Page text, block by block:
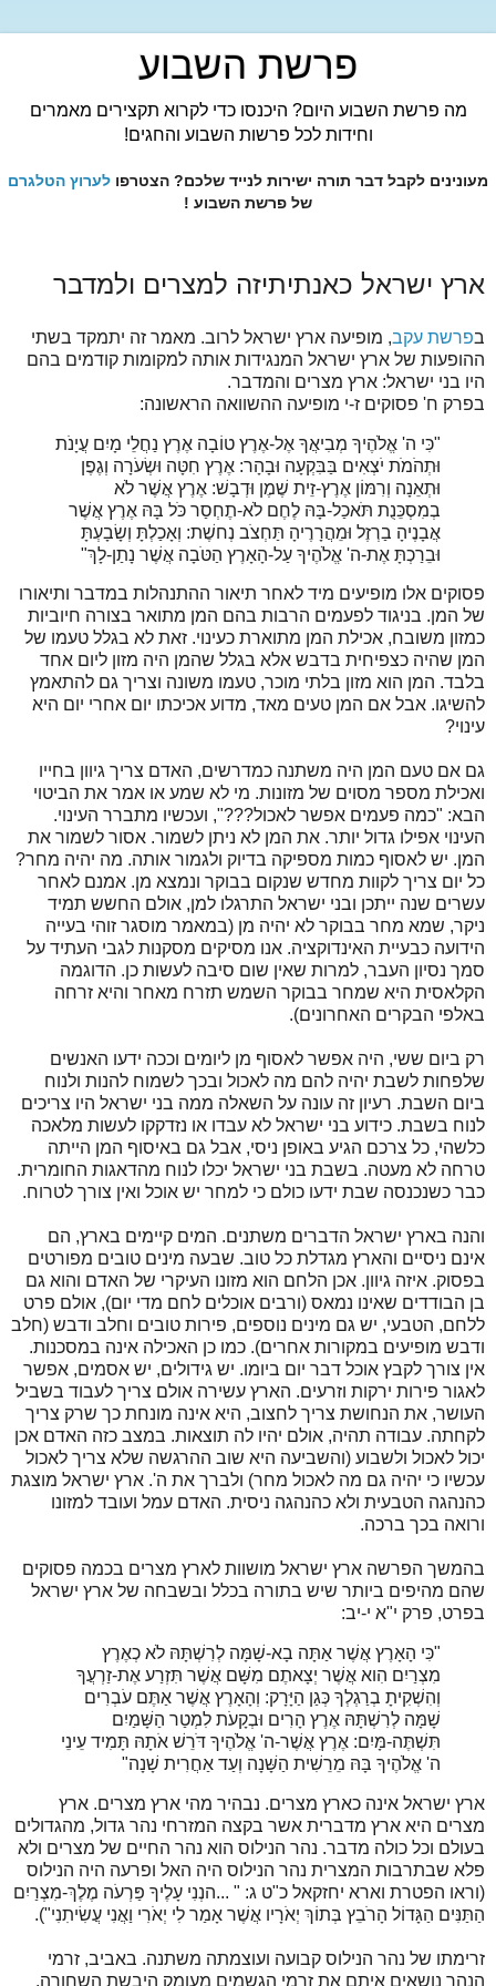
פרשת השבוע
מה פרשת השבוע היום? היכנסו כדי לקרוא תקצירים מאמרים
וחידות לכל פרשות השבוע והחגים!
מעונינים לקבל דבר תורה ישירות לנייד שלכם? הצטרפו לערוץ הטלגרם
של פרשת השבוע !
ארץ ישראל כאנתיתיזה למצרים ולמדבר
בפרשת עקב, מופיעה ארץ ישראל לרוב. מאמר זה יתמקד בשתי
ההופעות של ארץ ישראל המנגידות אותה למקומות קודמים בהם
היו בני ישראל: ארץ מצרים והמדבר.
בפרק ח' פסוקים ז-י מופיעה ההשוואה הראשונה:
"כִּי ה' אֱלֹהֶיךָ מְבִיאֲךָ אֶל-אֶרֶץ טוֹבָה אֶרֶץ נַחֲלֵי מָיִם עֲיָנֹת
וּתְהֹמֹת יֹצְאִים בַּבִּקְעָה וּבָהָר: אֶרֶץ חִטָּה וּשְׂעֹרָה וְגֶפֶן
וּתְאֵנָה וְרִמּוֹן אֶרֶץ-זֵית שֶׁמֶן וּדְבָשׁ: אֶרֶץ אֲשֶׁר לֹא
בְמִסְכֵּנֻת תֹּאכַל-בָּהּ לֶחֶם לֹא-תֶחְסַר כֹּל בָּהּ אֶרֶץ אֲשֶׁר
אֲבָנֶיהָ בַרְזֶל וּמֵהֲרָרֶיהָ תַּחְצֹב נְחשֶׁת: וְאָכַלְתָּ וְשָׂבָעְתָּ
וּבֵרַכְתָּ אֶת-ה' אֱלֹהֶיךָ עַל-הָאָרֶץ הַטֹּבָה אֲשֶׁר נָתַן-לָךְ"
פסוקים אלו מופיעים מיד לאחר תיאור ההתנהלות במדבר ותיאורו
של המן. בניגוד לפעמים הרבות בהם המן מתואר בצורה חיוביות
כמזון משובח, אכילת המן מתוארת כעינוי. זאת לא בגלל טעמו של
המן שהיה כצפיחית בדבש אלא בגלל שהמן היה מזון ליום אחד
בלבד. המן הוא מזון בלתי מוכר, טעמו משונה וצריך גם להתאמץ
להשיגו. אבל אם המן טעים מאד, מדוע אכיכתו יום אחרי יום היא
עינוי?
גם אם טעם המן היה משתנה כמדרשים, האדם צריך גיוון בחייו
ואכילת מספר מסוים של מזונות. מי לא שמע או אמר את הביטוי
הבא: "כמה פעמים אפשר לאכול???", ועכשיו מתברר העינוי.
העינוי אפילו גדול יותר. את המן לא ניתן לשמור. אסור לשמור את
המן. יש לאסוף כמות מספיקה בדיוק ולגמור אותה. מה יהיה מחר?
כל יום צריך לקוות מחדש שנקום בבוקר ונמצא מן. אמנם לאחר
עשרים שנה ייתכן ובני ישראל התרגלו למן, אולם החשש תמיד
ניקר, שמא מחר בבוקר לא יהיה מן (במאמר מוסגר זוהי בעייה
הידועה כבעיית האינדוקציה. אנו מסיקים מסקנות לגבי העתיד על
סמך נסיון העבר, למרות שאין שום סיבה לעשות כן. הדוגמה
הקלאסית היא שמחר בבוקר השמש תזרח מאחר והיא זרחה
באלפי הבקרים האחרונים).
רק ביום ששי, היה אפשר לאסוף מן ליומים וככה ידעו האנשים
שלפחות לשבת יהיה להם מה לאכול ובכך לשמוח להנות ולנוח
ביום השבת. רעיון זה עונה על השאלה ממה בני ישראל היו צריכים
לנוח בשבת. כידוע בני ישראל לא עבדו או נזדקקו לעשות מלאכה
כלשהי, כל צרכם הגיע באופן ניסי, אבל גם באיסוף המן הייתה
טרחה לא מעטה. בשבת בני ישראל יכלו לנוח מהדאגות החומרית.
כבר כשנכנסה שבת ידעו כולם כי למחר יש אוכל ואין צורך לטרוח.
והנה בארץ ישראל הדברים משתנים. המים קיימים בארץ, הם
אינם ניסיים והארץ מגדלת כל טוב. שבעה מינים טובים מפורטים
בפסוק. איזה גיוון. אכן הלחם הוא מזונו העיקרי של האדם והוא גם
בן הבודדים שאינו נמאס (ורבים אוכלים לחם מדי יום), אולם פרט
ללחם, הטבעי, יש גם מינים נוספים, פירות טובים וחלב ודבש (חלב
ודבש מופיעים במקורות אחרים). כמו כן האכילה אינה במסכנות.
אין צורך לקבץ אוכל דבר יום ביומו. יש גידולים, יש אסמים, אפשר
לאגור פירות ירקות וזרעים. הארץ עשירה אולם צריך לעבוד בשביל
העושר, את הנחושת צריך לחצוב, היא אינה מונחת כך שרק צריך
לקחתה. עבודה תהיה, אולם יהיו לה תוצאות. במצב כזה האדם אכן
יכול לאכול ולשבוע (והשביעה היא שוב ההרגשה שלא צריך לאכול
עכשיו כי יהיה גם מה לאכול מחר) ולברך את ה'. ארץ ישראל מוצגת
כהנהגה הטבעית ולא כהנהגה ניסית. האדם עמל ועובד למזונו
ורואה בכך ברכה.
בהמשך הפרשה ארץ ישראל מושוות לארץ מצרים בכמה פסוקים
שהם מהיפים ביותר שיש בתורה בכלל ובשבחה של ארץ ישראל
בפרט, פרק י"א י-יב:
"כִּי הָאָרֶץ אֲשֶׁר אַתָּה בָא-שָׁמָּה לְרִשְׁתָּהּ לֹא כְאֶרֶץ
מִצְרַיִם הִוא אֲשֶׁר יְצָאתֶם מִשָּׁם אֲשֶׁר תִּזְרַע אֶת-זַרְעֲךָ
וְהִשְׁקִיתָ בְרַגְלְךָ כְּגַן הַיָּרָק: וְהָאָרֶץ אֲשֶׁר אַתֶּם עֹבְרִים
שָׁמָּה לְרִשְׁתָּהּ אֶרֶץ הָרִים וּבְקָעֹת לִמְטַר הַשָּׁמַיִם
תִּשְׁתֶּה-מָּיִם: אֶרֶץ אֲשֶׁר-ה' אֱלֹהֶיךָ דֹּרֵשׁ אֹתָהּ תָּמִיד עֵינֵי
ה' אֱלֹהֶיךָ בָּהּ מֵרֵשִׁית הַשָּׁנָה וְעַד אַחֲרִית שָׁנָה"
ארץ ישראל אינה כארץ מצרים. נבהיר מהי ארץ מצרים. ארץ
מצרים היא ארץ מדברית אשר בקצה המזרחי נהר גדול, מהגדולים
בעולם וכל כולה מדבר. נהר הנילוס הוא נהר החיים של מצרים ולא
פלא שבתרבות המצרית נהר הנילוס היה האל ופרעה היה הנילוס
(וראו הפטרת וארא יחזקאל כ"ט ג: " ...הנְנִי עָלֶיךָ פַּרְעֹה מֶלֶךְ-מִצְרַיִם
הַתַּנִּים הַגָּדוֹל הָרֹבֵץ בְּתוֹךְ יְאֹרָיו אֲשֶׁר אָמַר לִי יְאֹרִי וַאֲנִי עֲשִׂיתִנִי").
זרימתו של נהר הנילוס קבועה ועוצמתה משתנה. באביב, זרמי
הנהר נושאים איתם את זרמי הגשמים מעומק היבשת השחורה,